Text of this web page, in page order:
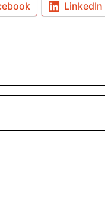
LinkedIn